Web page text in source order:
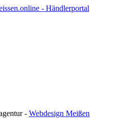
- Webdesign Meißen